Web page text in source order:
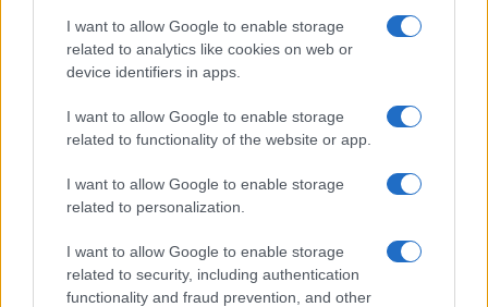
I want to allow Google to enable storage
related to analytics like cookies on web or
device identifiers in apps.
I want to allow Google to enable storage
related to functionality of the website or app.
I want to allow Google to enable storage
related to personalization.
I want to allow Google to enable storage
related to security, including authentication
functionality and fraud prevention, and other
Kojot
Kostyál Márk 2017-ben bemutatott alkotásában Misi
házat, de ezzel a helyi kiskirály érdekeit sérti. Kemény
küzdelem kezdődik a vagyonért, a szerelemért és az